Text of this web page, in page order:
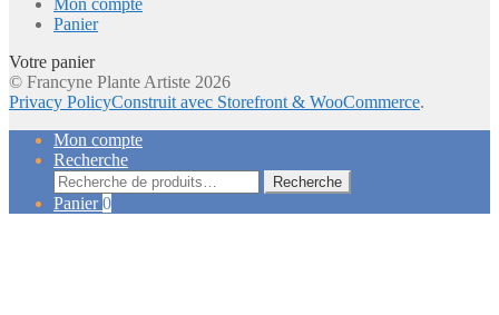
Mon compte
Panier
Votre panier
© Francyne Plante Artiste 2026
Privacy PolicyConstruit avec Storefront & WooCommerce.
Mon compte
Recherche
Recherche
pour :
Recherche
Panier0